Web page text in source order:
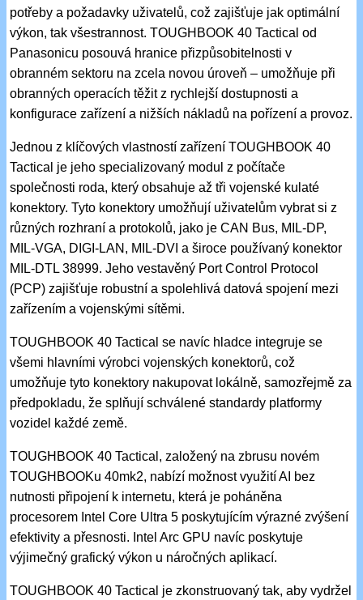
potřeby a požadavky uživatelů, což zajišťuje jak optimální
výkon, tak všestrannost. TOUGHBOOK 40 Tactical od
Panasonicu posouvá hranice přizpůsobitelnosti v
obranném sektoru na zcela novou úroveň – umožňuje při
obranných operacích těžit z rychlejší dostupnosti a
konfigurace zařízení a nižších nákladů na pořízení a provoz.
Jednou z klíčových vlastností zařízení TOUGHBOOK 40
Tactical je jeho specializovaný modul z počítače
společnosti roda, který obsahuje až tři vojenské kulaté
konektory. Tyto konektory umožňují uživatelům vybrat si z
různých rozhraní a protokolů, jako je CAN Bus, MIL-DP,
MIL-VGA, DIGI-LAN, MIL-DVI a široce používaný konektor
MIL-DTL 38999. Jeho vestavěný Port Control Protocol
(PCP) zajišťuje robustní a spolehlivá datová spojení mezi
zařízením a vojenskými sítěmi.
TOUGHBOOK 40 Tactical se navíc hladce integruje se
všemi hlavními výrobci vojenských konektorů, což
umožňuje tyto konektory nakupovat lokálně, samozřejmě za
předpokladu, že splňují schválené standardy platformy
vozidel každé země.
TOUGHBOOK 40 Tactical, založený na zbrusu novém
TOUGHBOOKu 40mk2, nabízí možnost využití AI bez
nutnosti připojení k internetu, která je poháněna
procesorem Intel Core Ultra 5 poskytujícím výrazné zvýšení
efektivity a přesnosti. Intel Arc GPU navíc poskytuje
výjimečný grafický výkon u náročných aplikací.
TOUGHBOOK 40 Tactical je zkonstruovaný tak, aby vydržel